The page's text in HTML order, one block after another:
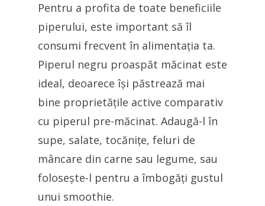
Pentru a profita de toate beneficiile
piperului, este important să îl
consumi frecvent în alimentația ta.
Piperul negru proaspăt măcinat este
ideal, deoarece își păstrează mai
bine proprietățile active comparativ
cu piperul pre-măcinat. Adaugă-l în
supe, salate, tocănițe, feluri de
mâncare din carne sau legume, sau
folosește-l pentru a îmbogăți gustul
unui smoothie.